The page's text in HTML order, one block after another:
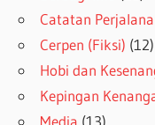
Catatan
Cerpen (Fiksi) (12)
Hobi dan
Kepingan
Media (13)